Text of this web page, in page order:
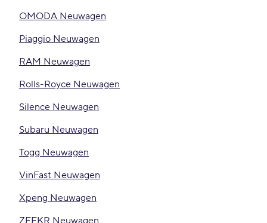
OMODA Neuwagen
Piaggio Neuwagen
RAM Neuwagen
Rolls-Royce Neuwagen
Silence Neuwagen
Subaru Neuwagen
Togg Neuwagen
VinFast Neuwagen
Xpeng Neuwagen
ZEEKR Neuwagen